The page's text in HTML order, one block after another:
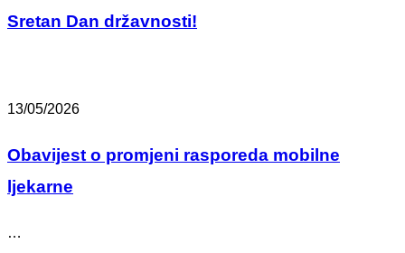
Sretan Dan državnosti!
13/05/2026
Obavijest o promjeni rasporeda mobilne
ljekarne
…